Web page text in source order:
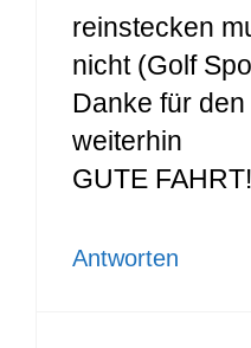
reinstecken
nicht (Golf
Danke für
weiterhin
GUTE FAHRT!
Antworten